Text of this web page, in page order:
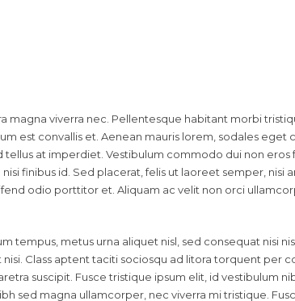
magna viverra nec. Pellentesque habitant morbi
est convallis et. Aenean mauris lorem, sodales eget
at imperdiet. Vestibulum commodo dui non eros
finibus id. Sed placerat, felis ut laoreet semper, nisi
odio porttitor et. Aliquam ac velit non orci
tempus, metus urna aliquet nisl, sed consequat nisi
Class aptent taciti sociosqu ad litora torquent per
suscipit. Fusce tristique ipsum elit, id vestibulum
sed magna ullamcorper, nec viverra mi tristique.